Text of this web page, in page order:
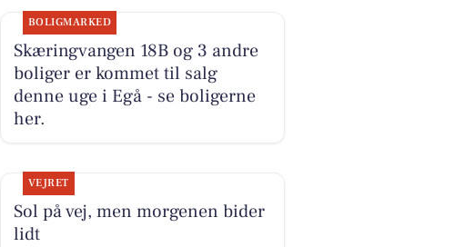
BOLIGMARKED
Skæringvangen 18B og 3 andre
boliger er kommet til salg
denne uge i Egå - se boligerne
her.
VEJRET
Sol på vej, men morgenen bider
lidt